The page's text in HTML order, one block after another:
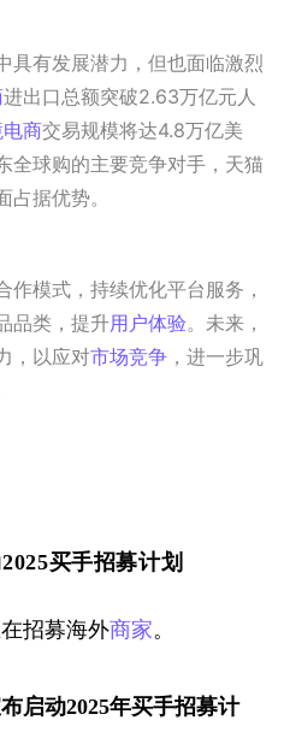
具有发展潜力，但也面临激烈
进出口总额突破2.63万亿元人
商交易规模将达4.8万亿美
全球购的主要竞争对手，天猫
占据优势。
模式，持续优化平台服务，
品类，提升用户体验。未来，
，以应对市场竞争 ，进一步巩
买手招募计划
招募海外商家。
启动2025年买手招募计